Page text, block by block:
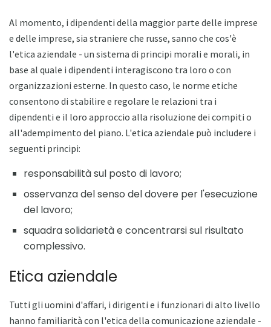
Al momento, i dipendenti della maggior parte delle imprese
e delle imprese, sia straniere che russe, sanno che cos'è
l'etica aziendale - un sistema di principi morali e morali, in
base al quale i dipendenti interagiscono tra loro o con
organizzazioni esterne. In questo caso, le norme etiche
consentono di stabilire e regolare le relazioni tra i
dipendenti e il loro approccio alla risoluzione dei compiti o
all'adempimento del piano. L'etica aziendale può includere i
seguenti principi:
responsabilità sul posto di lavoro;
osservanza del senso del dovere per l'esecuzione
del lavoro;
squadra solidarietà e concentrarsi sul risultato
complessivo.
Etica aziendale
Tutti gli uomini d'affari, i dirigenti e i funzionari di alto livello
hanno familiarità con l'etica della comunicazione aziendale -